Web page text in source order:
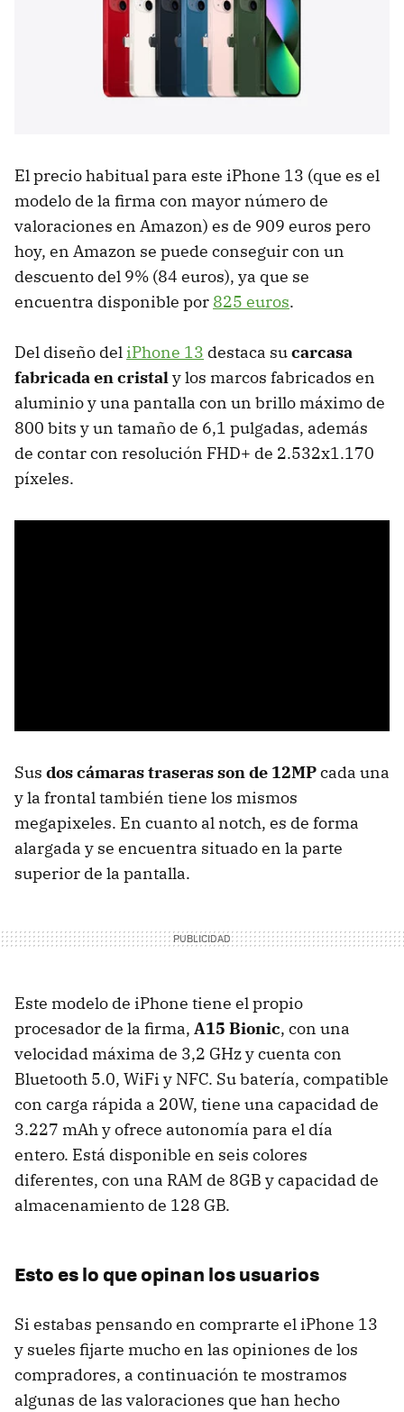
El precio habitual para este iPhone 13 (que es el
modelo de la firma con mayor número de
valoraciones en Amazon) es de 909 euros pero
hoy, en Amazon se puede conseguir con un
descuento del 9% (84 euros), ya que se
encuentra disponible por 825 euros.
Del diseño del iPhone 13 destaca sucarcasa
fabricada en cristaly los marcos fabricados en
aluminio y una pantalla con un brillo máximo de
800 bits y un tamaño de 6,1 pulgadas, además
de contar con resolución FHD+ de 2.532x1.170
píxeles.
Sus dos cámaras traseras son de 12MPcada una
y la frontal también tiene los mismos
megapixeles. En cuanto al notch, es de forma
alargada y se encuentra situado en la parte
superior de la pantalla.
Este modelo de iPhone tiene el propio
procesador de la firma, A15 Bionic, con una
velocidad máxima de 3,2 GHz y cuenta con
Bluetooth 5.0, WiFi y NFC. Su batería, compatible
con carga rápida a 20W, tiene una capacidad de
3.227 mAh y ofrece autonomía para el día
entero. Está disponible en seis colores
diferentes, con una RAM de 8GB y capacidad de
almacenamiento de 128 GB.
Esto es lo que opinan los usuarios
Si estabas pensando en comprarte el iPhone 13
y sueles fijarte mucho en las opiniones de los
compradores, a continuación te mostramos
algunas de las valoraciones que han hecho